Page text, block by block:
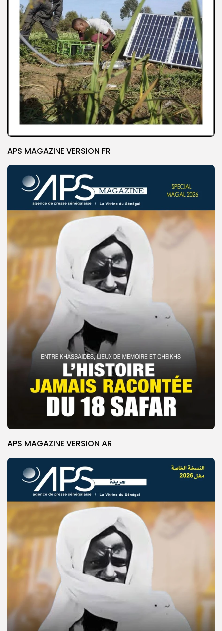
© Copyright 2025, APS
APS MAGAZINE VERSION FR
APS MAGAZINE VERSION AR